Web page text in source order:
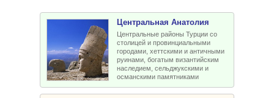
Центральная Анатолия
Центральные районы Турции со
столицей и провинциальными
городами, хеттскими и античными
руинами, богатым византийским
наследием, сельджукскими и
османскими памятниками